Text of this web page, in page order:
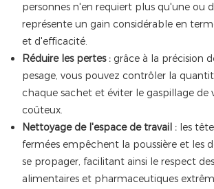
personnes n'en requiert plus qu'une ou
représente un gain considérable en
et d'efficacité.
Réduire les pertes : grâce à la précision
pesage, vous pouvez contrôler la
chaque sachet et éviter le gaspillage de
coûteux.
Nettoyage de l'espace de travail : les
fermées empêchent la poussière et les
se propager, facilitant ainsi le respect
alimentaires et pharmaceutiques